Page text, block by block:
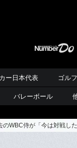
ー日本代表 ゴルフ
バレーボール
WBC侍が「今は対戦し